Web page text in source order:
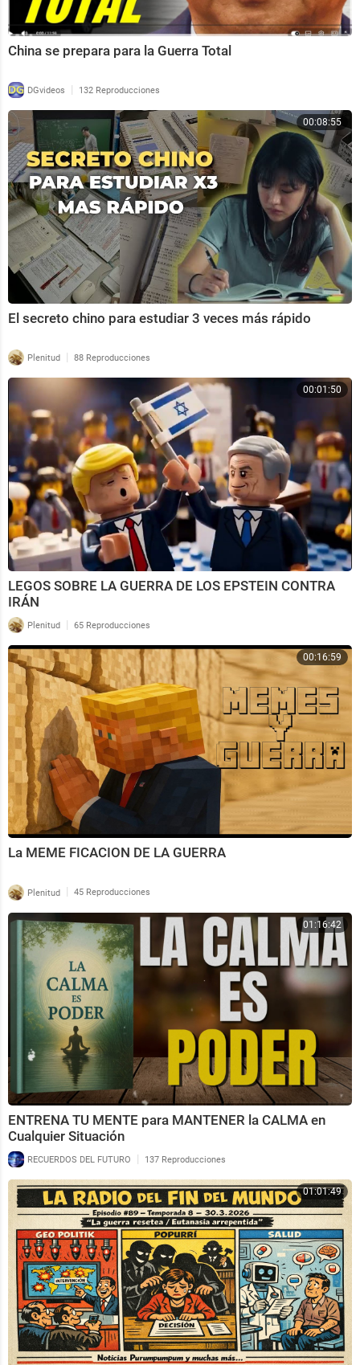
China se prepara para la Guerra Total
DGvideos | 132 Reproducciones
00:08:55
El secreto chino para estudiar 3 veces más rápido
Plenitud | 88 Reproducciones
00:01:50
LEGOS SOBRE LA GUERRA DE LOS EPSTEIN CONTRA
IRÁN
Plenitud | 65 Reproducciones
00:16:59
La MEME FICACION DE LA GUERRA
Plenitud | 45 Reproducciones
01:16:42
ENTRENA TU MENTE para MANTENER la CALMA en
Cualquier Situación
RECUERDOS DEL FUTURO | 137 Reproducciones
01:01:49